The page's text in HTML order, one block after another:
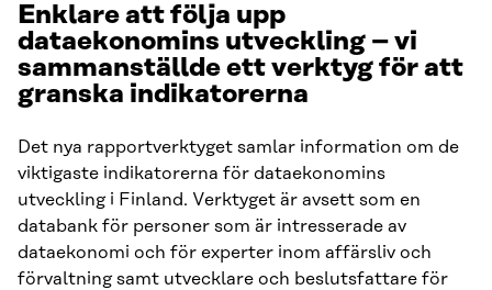
Enklare att följa upp
dataekonomins utveckling – vi
sammanställde ett verktyg för att
granska indikatorerna
Det nya rapportverktyget samlar information om de
viktigaste indikatorerna för dataekonomins
utveckling i Finland. Verktyget är avsett som en
databank för personer som är intresserade av
dataekonomi och för experter inom affärsliv och
förvaltning samt utvecklare och beslutsfattare för